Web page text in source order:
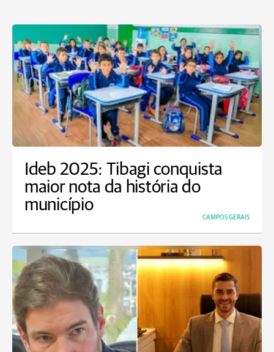
Ideb 2025: Tibagi conquista
maior nota da história do
município
CAMPOS GERAIS